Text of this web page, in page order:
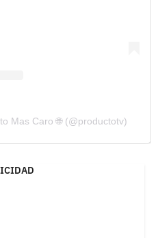
Mas Caro 🌐 (@productotv)